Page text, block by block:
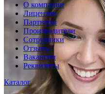
О компании
Лицензии
Партнеры
Производители
Сотрудники
Отзывы
Вакансии
Реквизиты
Каталог